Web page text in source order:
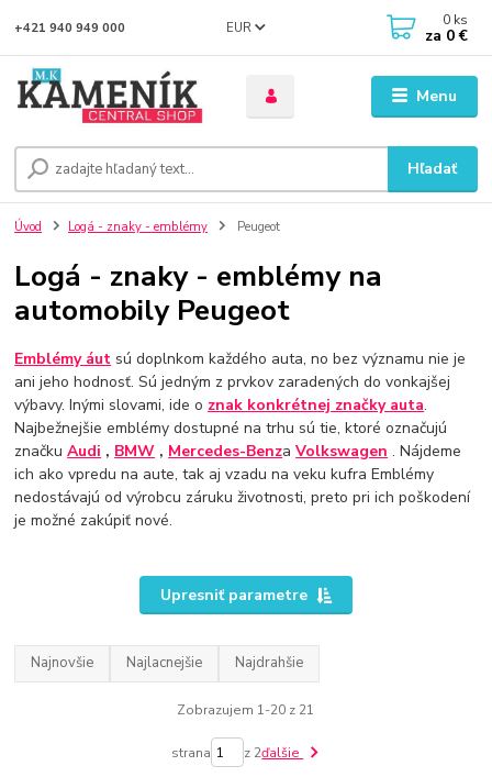
Menu
EUR
Hľadať
+421 940 949 000 0 ks
za 0 €
Úvod Logá - znaky - emblémy Peugeot
Logá - znaky - emblémy na
automobily Peugeot
Emblémy áut sú doplnkom každého auta, no bez významu nie je
ani jeho hodnosť. Sú jedným z prvkov zaradených do vonkajšej
výbavy. Inými slovami, ide o znak konkrétnej značky auta.
Najbežnejšie emblémy dostupné na trhu sú tie, ktoré označujú
značkuAudi , BMW , Mercedes-BenzaVolkswagen . Nájdeme
ich ako vpredu na aute, tak aj vzadu na veku kufra Emblémy
nedostávajú od výrobcu záruku životnosti, preto pri ich poškodení
je možné zakúpiť nové.
Upresniť parametre
Najnovšie Najlacnejšie Najdrahšie
Zobrazujem 1-20 z 21
strana z 2ďalšie